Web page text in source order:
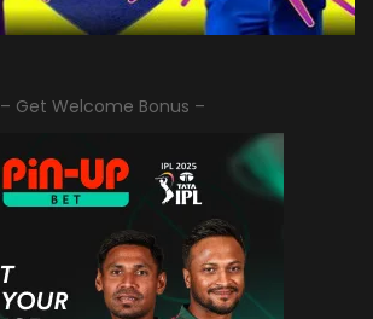
– Get Welcome Bonus –